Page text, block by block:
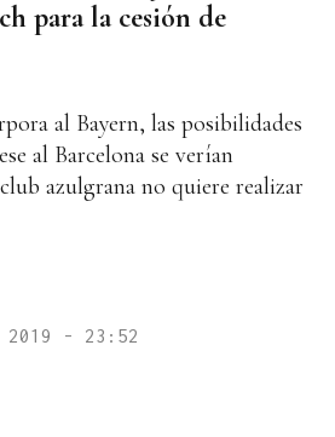
para la cesión de
al Bayern, las posibilidades
al Barcelona se verían
azulgrana no quiere realizar
2019 - 23:52